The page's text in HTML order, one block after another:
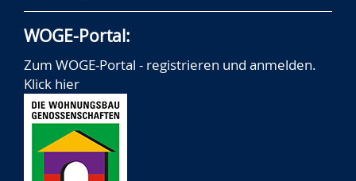
WOGE-Portal:
Zum WOGE-Portal - registrieren und anmelden.
Klick hier